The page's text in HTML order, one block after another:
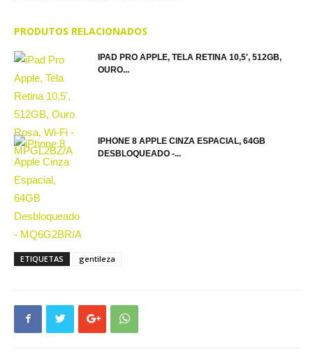
PRODUTOS RELACIONADOS
IPAD PRO APPLE, TELA RETINA 10,5', 512GB,
OURO...
IPHONE 8 APPLE CINZA ESPACIAL, 64GB
DESBLOQUEADO -...
ETIQUETAS gentileza